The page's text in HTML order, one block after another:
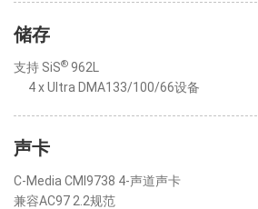
储存
支持 SiS® 962L
4 x Ultra DMA133/100/66设备
声卡
C-Media CMI9738 4-声道声卡
兼容AC97 2.2规范